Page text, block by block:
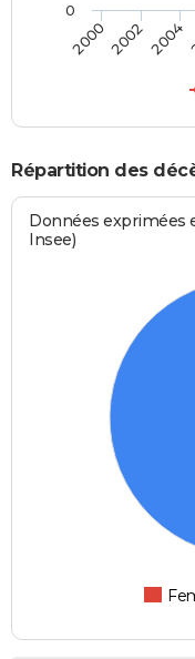
200020022004
0
Répartition des
Données exprimées
Insee)